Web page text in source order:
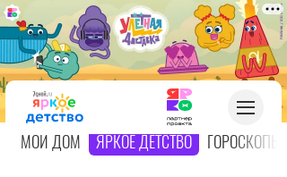
МОЙ ДОМ ЯРКОЕ ДЕТСТВО ГОРОСКОПЫ